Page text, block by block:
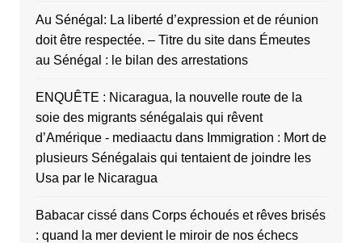
Au Sénégal: La liberté d’expression et de réunion
doit être respectée. – Titre du sitedans Émeutes
au Sénégal : le bilan des arrestations
ENQUÊTE : Nicaragua, la nouvelle route de la
soie des migrants sénégalais qui rêvent
d’Amérique - mediaactu dans Immigration : Mort de
plusieurs Sénégalais qui tentaient de joindre les
Usa par le Nicaragua
Babacar cissédans Corps échoués et rêves brisés
: quand la mer devient le miroir de nos échecs